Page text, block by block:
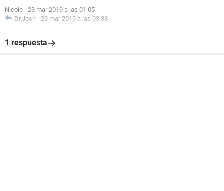
Nicole - 23 mar 2019 a las 01:05
Dr.Josh - 23 mar 2019 a las 03:38
1 respuesta